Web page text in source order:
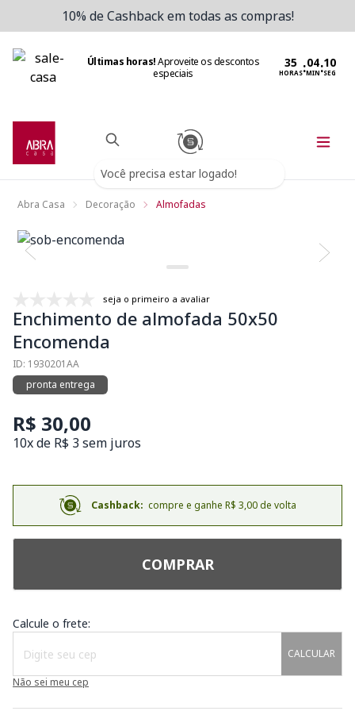
10% de Cashback em todas as compras!
Últimas horas!Aproveite os descontos
especiais
HORAS:MIN:SEG
Você precisa estar logado!
Abra Casa Decoração Almofadas
seja o primeiro a avaliar
Enchimento de almofada 50x50
Encomenda
ID: 1930201AA
pronta entrega
R$ 30,00
10x de R$ 3 sem juros
Cashback: compre e ganhe R$ 3,00 de volta
COMPRAR
Calcule o frete:
CALCULAR
Não sei meu cep